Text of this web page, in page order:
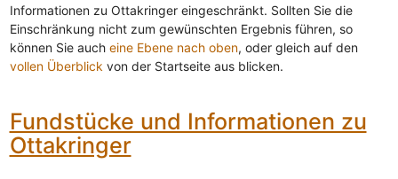
Informationen zu Ottakringer eingeschränkt. Sollten Sie die
Einschränkung nicht zum gewünschten Ergebnis führen, so
können Sie auch eine Ebene nach oben, oder gleich auf den
vollen Überblick von der Startseite aus blicken.
Fundstücke und Informationen zu
Ottakringer